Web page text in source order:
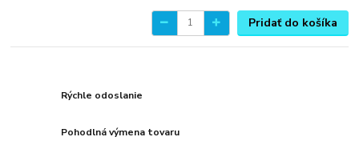
Pridať do košíka
Rýchle odoslanie
Pohodlná výmena tovaru